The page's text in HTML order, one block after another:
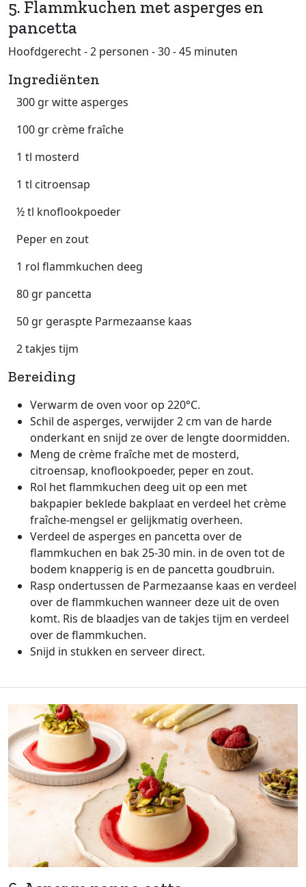
5. Flammkuchen met asperges en
pancetta
Hoofdgerecht - 2 personen - 30 - 45 minuten
Ingrediënten
300 gr witte asperges
100 gr crème fraîche
1 tl mosterd
1 tl citroensap
½ tl knoflookpoeder
Peper en zout
1 rol flammkuchen deeg
80 gr pancetta
50 gr geraspte Parmezaanse kaas
2 takjes tijm
Bereiding
Verwarm de oven voor op 220°C.
Schil de asperges, verwijder 2 cm van de harde
onderkant en snijd ze over de lengte doormidden.
Meng de crème fraîche met de mosterd,
citroensap, knoflookpoeder, peper en zout.
Rol het flammkuchen deeg uit op een met
bakpapier beklede bakplaat en verdeel het crème
fraîche-mengsel er gelijkmatig overheen.
Verdeel de asperges en pancetta over de
flammkuchen en bak 25-30 min. in de oven tot de
bodem knapperig is en de pancetta goudbruin.
Rasp ondertussen de Parmezaanse kaas en verdeel
over de flammkuchen wanneer deze uit de oven
komt. Ris de blaadjes van de takjes tijm en verdeel
over de flammkuchen.
Snijd in stukken en serveer direct.